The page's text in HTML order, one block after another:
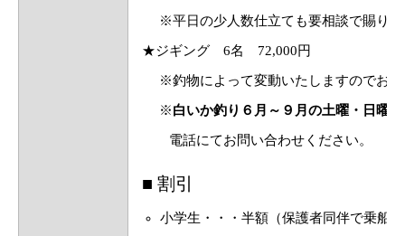
※平日の少人数仕立ても要相談で賜りま
★ジギング 6名 72,000円
※釣物によって変動いたしますのでお問
※白いか釣り６月～９月の土曜・日曜
電話にてお問い合わせください。
■ 割引
小学生・・・半額（保護者同伴で乗船